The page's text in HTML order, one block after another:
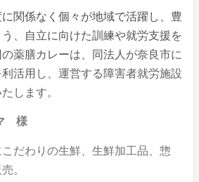
関係なく個々が地域で活躍し、豊
、自立に向けた訓練や就労支援を
薬膳カレーは、同法人が奈良市に
活用し、運営する障害者就労施設
します。
様
だわりの生鮮、生鮮加工品、惣
。